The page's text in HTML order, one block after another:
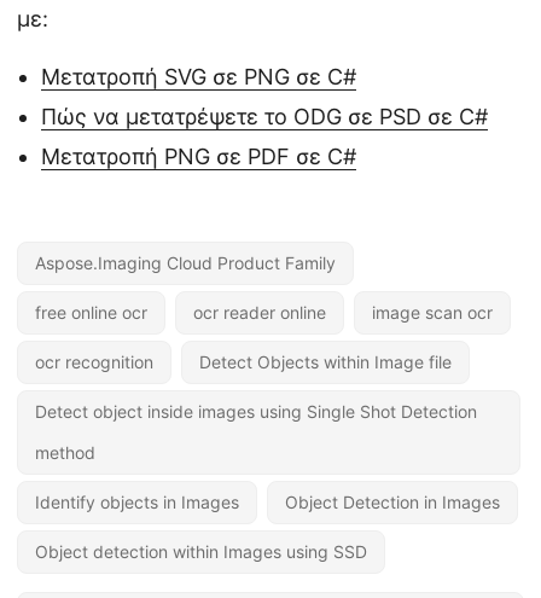
με:
Μετατροπή SVG σε PNG σε C#
Πώς να μετατρέψετε το ODG σε PSD σε C#
Μετατροπή PNG σε PDF σε C#
Aspose.Imaging Cloud Product Family
free online ocr ocr reader online image scan ocr
ocr recognition Detect Objects within Image file
Detect object inside images using Single Shot Detection
method
Identify objects in Images Object Detection in Images
Object detection within Images using SSD